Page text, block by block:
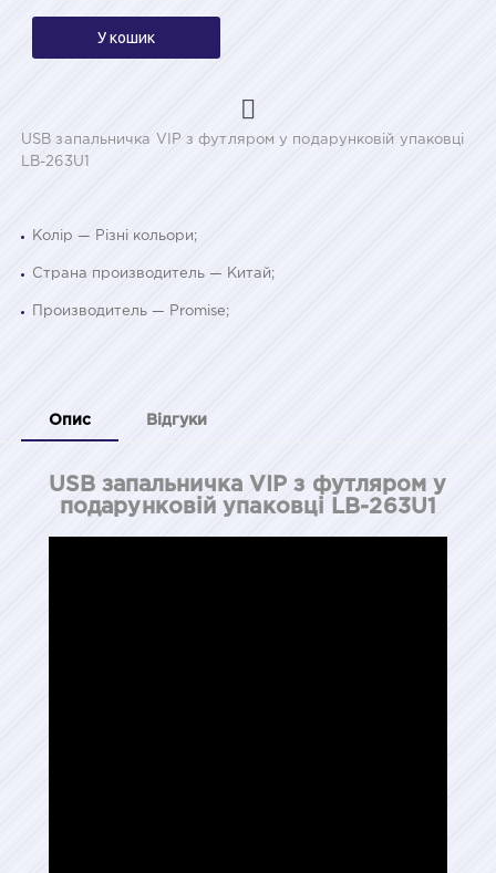
У кошик
USB запальничка VIP з футляром у подарунковій упаковці
LB-263U1
Колір — Різні кольори;
Страна производитель — Китай;
Производитель — Promise;
Опис Відгуки
USB запальничка VIP з футляром у
подарунковій упаковці LB-263U1